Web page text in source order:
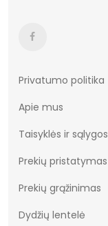
Privatumo politika
Apie mus
Taisyklės ir sąlygos
Prekių pristatymas
Prekių grąžinimas
Dydžių lentelė